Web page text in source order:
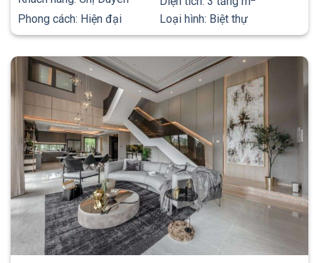
Phong cách: Hiện đại Loại hình: Biệt thự